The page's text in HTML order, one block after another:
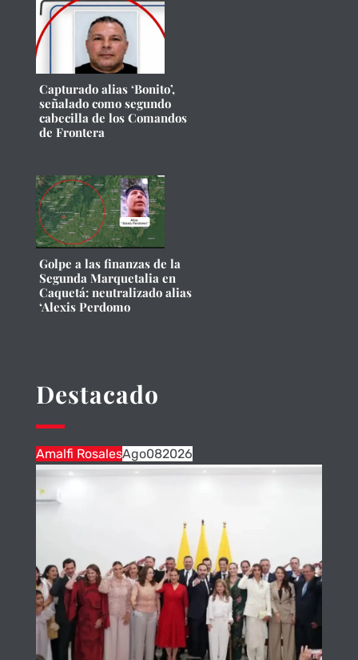
Capturado alias ‘Bonito’,
señalado como segundo
cabecilla de los Comandos
de Frontera
Golpe a las finanzas de la
Segunda Marquetalia en
Caquetá: neutralizado alias
‘Alexis Perdomo
Destacado
Amalfi RosalesAgo082026